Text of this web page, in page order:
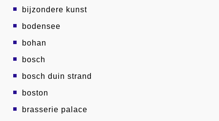
bijzondere kunst
bodensee
bohan
bosch
bosch duin strand
boston
brasserie palace